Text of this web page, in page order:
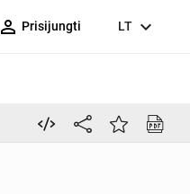
person_outline Prisijungti LT expand_more